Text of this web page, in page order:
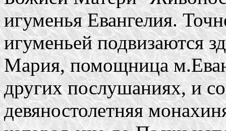
игуменья Евангелия.
игуменьей подвизаются
Мария, помощница
других послушаниях, и
девяностолетняя